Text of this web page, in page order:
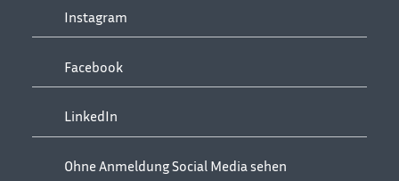
Instagram
Facebook
LinkedIn
Ohne Anmeldung Social Media sehen